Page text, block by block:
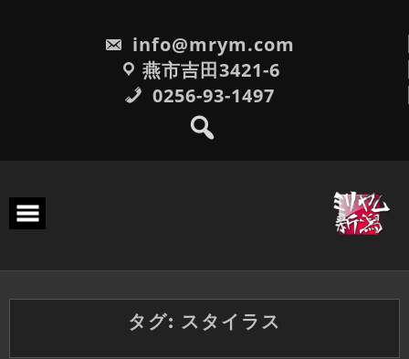
info@mrym.com
燕市吉田3421-6
0256-93-1497
タグ: スタイラス